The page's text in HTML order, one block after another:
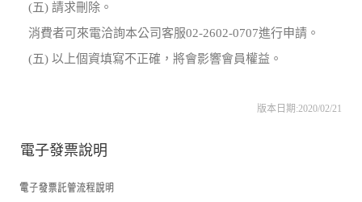
(五) 請求刪除。
消費者可來電洽詢本公司客服02-2602-0707進行申請。
(五) 以上個資填寫不正確，將會影響會員權益。
版本日期:2020/02/21
電子發票說明